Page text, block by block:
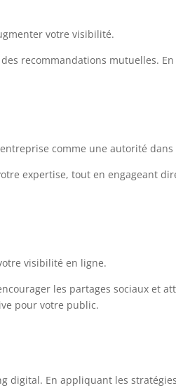
votre visibilité.
recommandations mutuelles.
comme une autorité
expertise, tout en engageant
visibilité en ligne.
les partages sociaux et
pour votre public.
En appliquant les